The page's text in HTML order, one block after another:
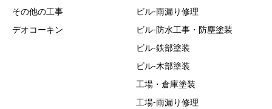
その他の工事
デオコーキン
ビル‐雨漏り修理
ビル‐防水工事・防塵塗装
ビル‐鉄部塗装
ビル‐木部塗装
工場・倉庫塗装
工場‐雨漏り修理